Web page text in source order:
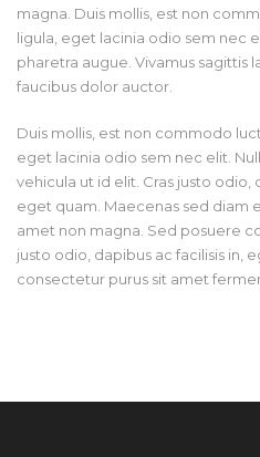
magna. Duis mollis, est non
ligula, eget lacinia odio sem nec
pharetra augue. Vivamus sagittis
faucibus dolor auctor.
Duis mollis, est non commodo
eget lacinia odio sem nec elit.
vehicula ut id elit. Cras justo odio,
eget quam. Maecenas sed diam
amet non magna. Sed posuere
justo odio, dapibus ac facilisis in,
consectetur purus sit amet